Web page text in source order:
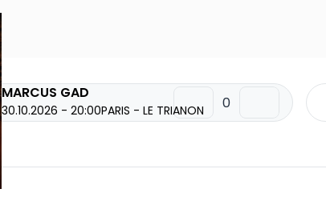
MARCUS GAD
30.10.2026 - 20:00PARIS - LE TRIANON